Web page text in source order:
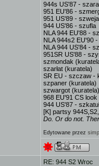
944s US'87 -
951 EU'86 -
951 US'89 - szweja
944 US'86 - szufla
NLA 944 EU'88 -
NLA 944s2 EU'90
NLA 944 US'84 -
951SR US'88 -
szmondak
szarłat (kuratela)
SR EU - szczaw -
szpaner (kuratela)
szwargot (kuratela)
968 EU'91 CS
944 US'87 -
[K] partsy
Do. Or do not.
Edytowane przez
RE: 944 S2 Wroc